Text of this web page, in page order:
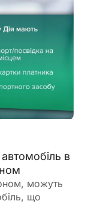
в
можуть
що